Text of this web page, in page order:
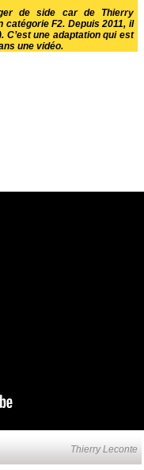
de side car de Thierry
catégorie F2. Depuis 2011, il
C’est une adaptation qui est
une vidéo.
Thierry Leconte